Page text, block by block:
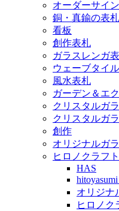
オーダーサイン
銅・真鍮の表札
看板
創作表札
ガラスレンガ
ウェーブタイ
風水表札
ガーデン＆エ
クリスタルガ
クリスタルガ
創作
オリジナルガ
ヒロノクラフト
HAS
オリジナ
ヒロノク